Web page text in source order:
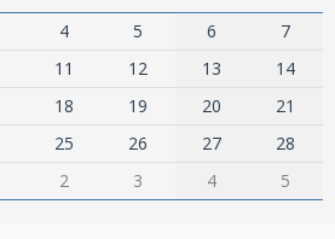
4 5 6
7
11 12 13
14
18 19 20
21
25 26 27
28
2 3 4 5